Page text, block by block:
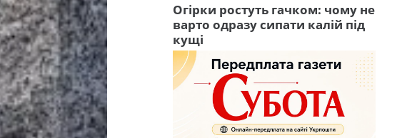
Огірки ростуть гачком: чому не
варто одразу сипати калій під
кущі